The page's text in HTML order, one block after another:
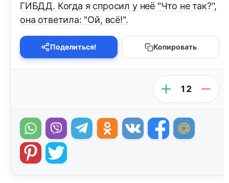
ГИБДД. Когда я спросил у неё "Что не так?",
она ответила: "Ой, всё!".
Поделиться! Копировать
12